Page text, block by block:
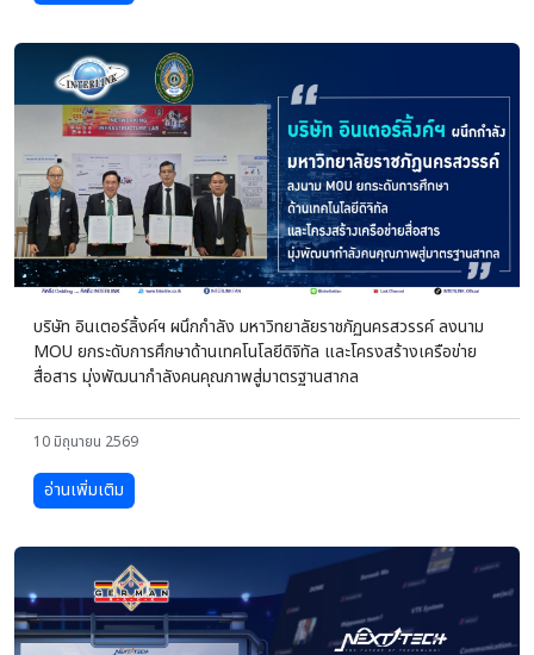
บริษัท อินเตอร์ลิ้งค์ฯ ผนึกกำลัง มหาวิทยาลัยราชภัฏนครสวรรค์ ลงนาม
MOU ยกระดับการศึกษาด้านเทคโนโลยีดิจิทัล และโครงสร้างเครือข่าย
สื่อสาร มุ่งพัฒนากำลังคนคุณภาพสู่มาตรฐานสากล
10 มิถุนายน 2569
อ่านเพิ่มเติม